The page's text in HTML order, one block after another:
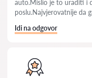
auto.Mislio je to uraditi i
poslu.Najvjerovatnije da
Idi na odgovor